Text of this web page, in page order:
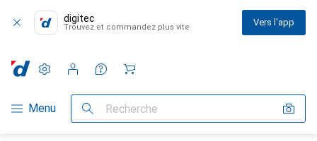
digitec
Trouvez et commandez plus vite Vers l'app
Navigation par catégorie
Menu Recherche
Paramètres
Compte client
Listes de comparaison
Listes d'envies
Panier